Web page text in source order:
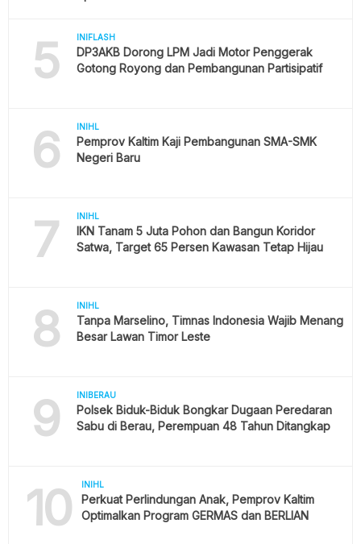
5 INIFLASH
DP3AKB Dorong LPM Jadi Motor Penggerak
Gotong Royong dan Pembangunan Partisipatif
6 INIHL
Pemprov Kaltim Kaji Pembangunan SMA-SMK
Negeri Baru
7 INIHL
IKN Tanam 5 Juta Pohon dan Bangun Koridor
Satwa, Target 65 Persen Kawasan Tetap Hijau
8 INIHL
Tanpa Marselino, Timnas Indonesia Wajib Menang
Besar Lawan Timor Leste
9 INIBERAU
Polsek Biduk-Biduk Bongkar Dugaan Peredaran
Sabu di Berau, Perempuan 48 Tahun Ditangkap
10 INIHL
Perkuat Perlindungan Anak, Pemprov Kaltim
Optimalkan Program GERMAS dan BERLIAN